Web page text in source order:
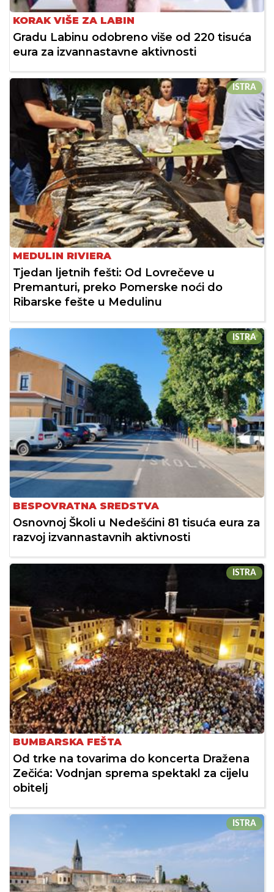
KORAK VIŠE ZA LABIN
Gradu Labinu odobreno više od 220 tisuća
eura za izvannastavne aktivnosti
ISTRA
MEDULIN RIVIERA
Tjedan ljetnih fešti: Od Lovrečeve u
Premanturi, preko Pomerske noći do
Ribarske fešte u Medulinu
ISTRA
BESPOVRATNA SREDSTVA
Osnovnoj Školi u Nedešćini 81 tisuća eura za
razvoj izvannastavnih aktivnosti
ISTRA
BUMBARSKA FEŠTA
Od trke na tovarima do koncerta Dražena
Zečića: Vodnjan sprema spektakl za cijelu
obitelj
ISTRA